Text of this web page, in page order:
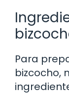
Para
bizcocho,